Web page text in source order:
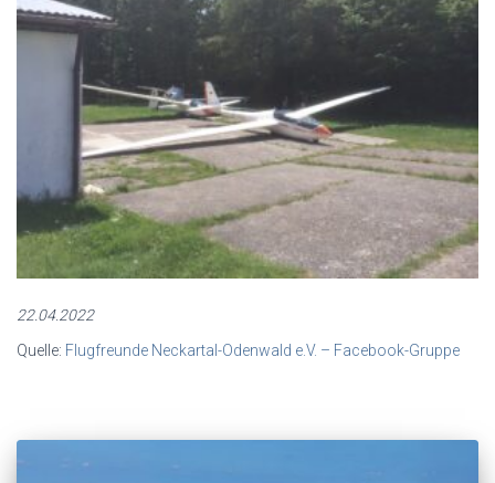
22.04.2022
Quelle: Flugfreunde Neckartal-Odenwald e.V. – Facebook-Gruppe